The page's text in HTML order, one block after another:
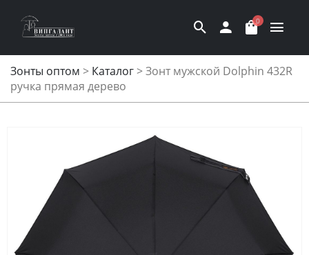
0
Зонты оптом > Каталог>Зонт мужской Dolphin 432R
ручка прямая дерево